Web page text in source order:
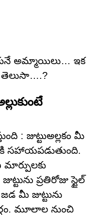
అమ్మాయిలు… ఇక
: జుట్టుఅల్లకం మీ
ప్రతిరోజు స్టైల్
మీ జుట్టును
మూలాల నుంచి